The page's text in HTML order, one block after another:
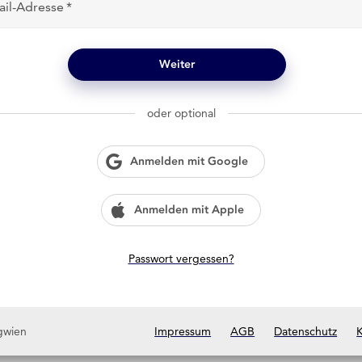
Adresse
Weiter
oder optional
Anmelden mit Google
Anmelden mit Apple
Passwort vergessen?
Impressum AGB Datenschutz